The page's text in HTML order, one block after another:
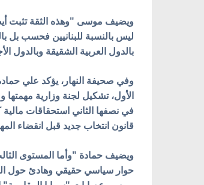
ويضيف موسى "وهذه الثقة تثبت
ليس بالنسبة للبنانيين فحسب بل
بالدول العربية الشقيقة وبالدول
وفي صحيفة النهار، يؤكد علي
الأول، تشكيل لجنة وزارية
في نصفها الثاني استحقاقات
قانون انتخاب جديد قبل انقضاء
ويضيف حمادة "وأما المستوى
حوار سياسي حقيقي وهادئ حول